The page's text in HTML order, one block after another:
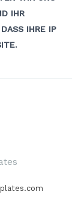
IHR
IHRE IP